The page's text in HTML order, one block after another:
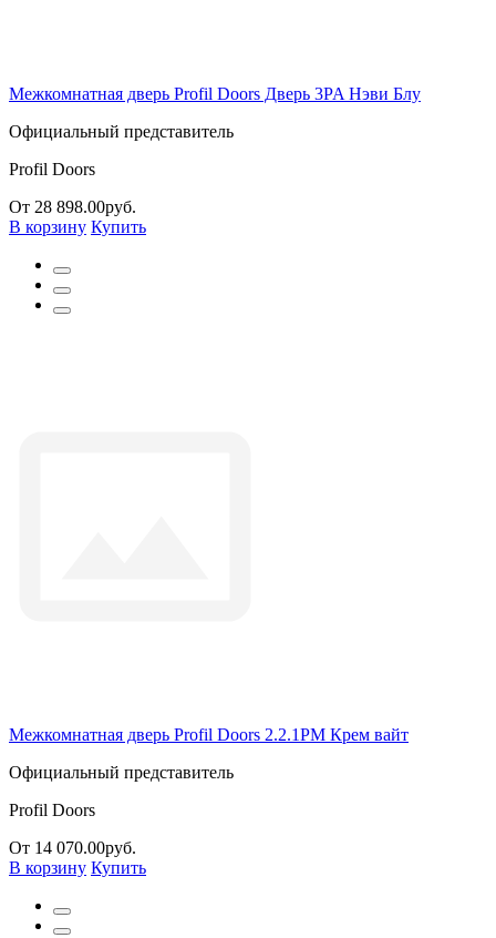
Межкомнатная дверь Profil Doors Дверь 3PA Нэви Блу
Официальный представитель
Profil Doors
От 28 898.00руб.
В корзину Купить
Межкомнатная дверь Profil Doors 2.2.1PM Крем вайт
Официальный представитель
Profil Doors
От 14 070.00руб.
В корзину Купить